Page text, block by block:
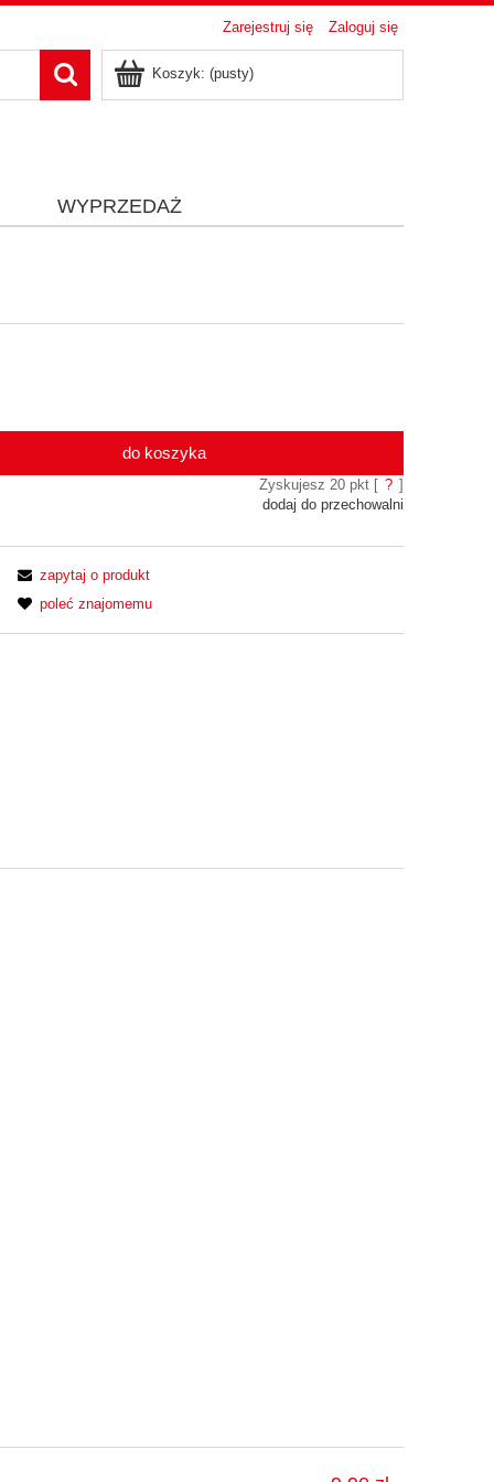
Zarejestruj się Zaloguj się
Koszyk: (pusty)
WYPRZEDAŻ
do koszyka
Zyskujesz 20pkt [ ? ]
dodaj do przechowalni
zapytaj o produkt
poleć znajomemu